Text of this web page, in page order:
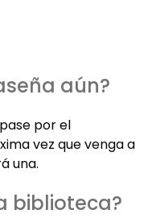
aún?
por el
vez que venga a
una.
biblioteca?